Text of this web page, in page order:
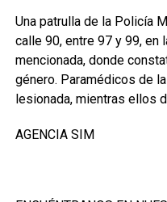
Una patrulla de la Policía
calle 90, entre 97 y 99, en
mencionada, donde
género. Paramédicos de
lesionada, mientras ellos
AGENCIA SIM